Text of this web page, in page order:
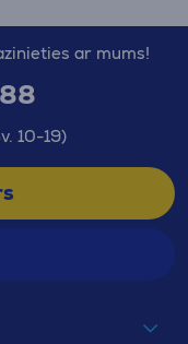
ar mums!
10-19)